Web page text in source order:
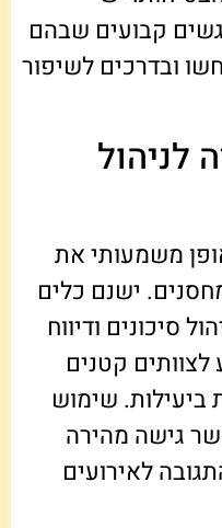
קבועים שבהם
ובדרכים לשיפור
לניהול
משמעותי את
ישנם כלים
סיכונים ודיווח
לצוותים קטנים
ביעילות. שימוש
גישה מהירה
לאירועים